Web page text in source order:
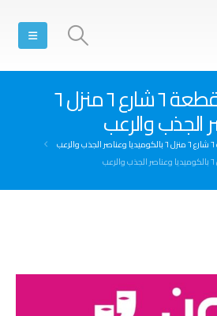
البيت المسكون قطعة ٦ شارع ٦ منزل ٦
الجذب والرعب